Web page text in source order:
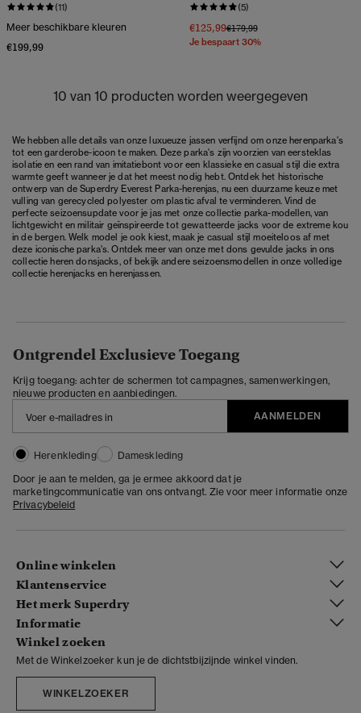
(11)
Meer beschikbare kleuren
€199,99
(5)
€125,99Prijs verlaagd van
€179,99naar
Je bespaart 30%
10 van 10 producten worden weergegeven
We hebben alle details van onze luxueuze jassen verfijnd om onze herenparka's
tot een garderobe-icoon te maken. Deze parka's zijn voorzien van eersteklas
isolatie en een rand van imitatiebont voor een klassieke en casual stijl die extra
warmte geeft wanneer je dat het meest nodig hebt. Ontdek het historische
ontwerp van de Superdry Everest Parka-herenjas, nu een duurzame keuze met
vulling van gerecycled polyester om plastic afval te verminderen. Vind de
perfecte seizoensupdate voor je jas met onze collectie parka-modellen, van
lichtgewicht en militair geïnspireerde tot gewatteerde jacks voor de extreme kou
in de bergen. Welk model je ook kiest, maak je casual stijl moeiteloos af met
deze iconische parka's. Ontdek meer van onze met dons gevulde jacks in ons
collectie heren donsjacks, of bekijk andere seizoensmodellen in onze volledige
collectie herenjacks en herenjassen.
Ontgrendel Exclusieve Toegang
Krijg toegang: achter de schermen tot campagnes, samenwerkingen,
nieuwe producten en aanbiedingen.
AANMELDEN
Herenkleding
Dameskleding
Door je aan te melden, ga je ermee akkoord dat je
marketingcommunicatie van ons ontvangt. Zie voor meer informatie onze
Privacybeleid
Online winkelen
Klantenservice
Het merk Superdry
Informatie
Winkel zoeken
Met de Winkelzoeker kun je de dichtstbijzijnde winkel vinden.
WINKELZOEKER